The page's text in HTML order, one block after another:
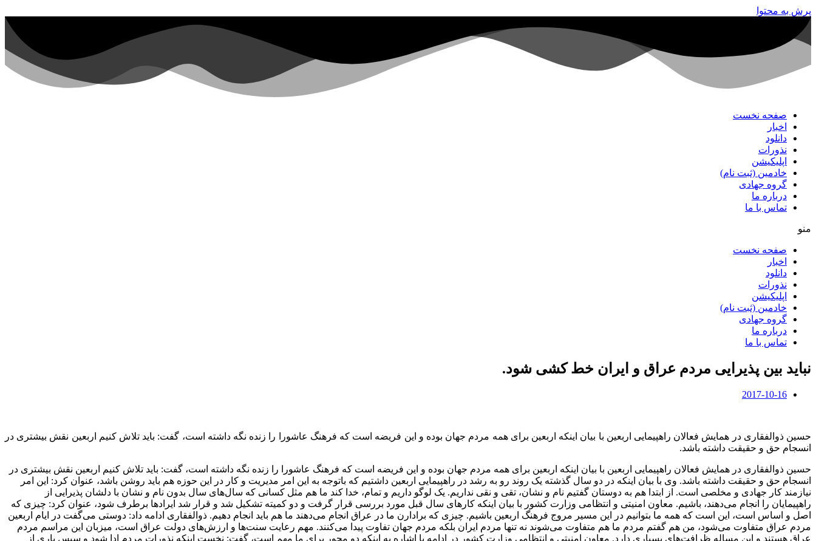
پرش به محتوا
صفحه نخست
اخبار
دانلود
نذورات
اپلیکیشن
خادمین (ثبت نام)
گروه جهادی
درباره ما
تماس با ما
منو
صفحه نخست
اخبار
دانلود
نذورات
اپلیکیشن
خادمین (ثبت نام)
گروه جهادی
درباره ما
تماس با ما
نباید بین پذیرایی مردم عراق و ایران خط کشی شود.
2017-10-16
حسین ذوالفقاری در همایش فعالان راهپیمایی اربعین با بیان اینکه اربعین برای همه مردم جهان بوده و این فریضه است که فرهنگ عاشورا را زنده نگه داشته است، گفت: باید تلاش کنیم اربعین نقش بیشتری در
انسجام حق و حقیقت داشته باشد.
حسین ذوالفقاری در همایش فعالان راهپیمایی اربعین با بیان اینکه اربعین برای همه مردم جهان بوده و این فریضه است که فرهنگ عاشورا را زنده نگه داشته است، گفت: باید تلاش کنیم اربعین نقش بیشتری در
انسجام حق و حقیقت داشته باشد. وی با بیان اینکه در دو سال گذشته یک روند رو به رشد در راهپیمایی اربعین داشتیم که باتوجه به این امر مدیریت و کار در این حوزه هم باید روشن باشد، عنوان کرد: این امر
نیازمند کار جهادی و مخلصی است. از ابتدا هم به دوستان گفتیم نام و نشان، تقی و نقی نداریم. یک لوگو داریم و تمام، خدا کند ما هم مثل کسانی که سال‌های سال بدون نام و نشان با دلشان پذیرایی از
راهپیمایان را انجام می‌دهند، باشیم. معاون امنیتی و انتظامی وزارت کشور با بیان اینکه کارهای سال قبل مورد بررسی قرار گرفت و دو کمیته تشکیل شد و قرار شد ایرادها برطرف شود، عنوان کرد: چیزی که
اصل و اساس است، این است که همه ما بتوانیم در این مسیر مروج فرهنگ اربعین باشیم. چیزی که برادارن ما در عراق انجام می‌دهند ما هم باید انجام دهیم. ذوالفقاری ادامه داد: دوستی می‌گفت در ایام اربعین
مردم عراق متفاوت می‌شود، من هم گفتم مردم ما هم متفاوت می‌شوند نه تنها مردم ایران بلکه مردم جهان تفاوت پیدا می‌کنند. مهم رعایت سنت‌ها و ارزش‌های دولت عراق است، میزبان این مراسم مردم
عراق هستند و این مساله ظرافت‌های بسیاری دارد. معاون امنیتی و انتظامی وزارت کشور در ادامه با اشاره به اینکه دو محور برای ما مهم است، گفت: نخست اینکه نذورات مردم ادا شود و سپس باری از